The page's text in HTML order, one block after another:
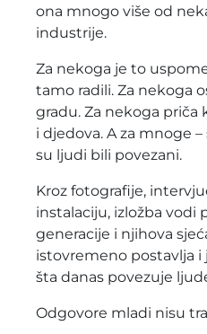
ona mnogo više od
industrije.
Za nekoga je to
tamo radili. Za nekoga
gradu. Za nekoga priča
i djedova. A za mnoge
su ljudi bili povezani.
Kroz fotografije,
instalaciju, izložba vodi
generacije i njihova
istovremeno postavlja i
šta danas povezuje
Odgovore mladi nisu